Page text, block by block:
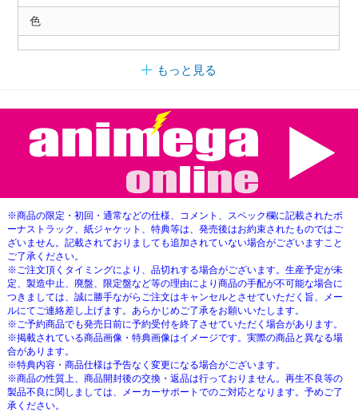
色
もっと見る
※商品の限定・初回・通常などの仕様、コメント、スペック欄に記載されたボ
ーナストラック、紙ジャケット、特典等は、発売後はお約束されたものではご
ざいません。記載されておりましても追加されていない場合がございますこと
ご了承ください。
※ご注文頂くタイミングにより、品切れする場合がございます。生産予定が未
定、製造中止、廃盤、限定盤など等の理由により商品の手配が不可能な場合に
つきましては、誠に勝手ながらご注文はキャンセルとさせていただく旨、メー
ルにてご連絡差し上げます。あらかじめご了承をお願いいたします。
※ご予約商品でも発売日前に予約受付を終了させていただく場合があります。
※掲載されている商品画像・特典画像はイメージです。実際の商品と異なる場
合があります。
※特典内容・商品仕様は予告なく変更になる場合がございます。
※商品の性質上、商品開封後の交換・返品は行っておりません。再生不良等の
製品不良に関しましては、メーカーサポートでのご対応となります。予めご了
承ください。